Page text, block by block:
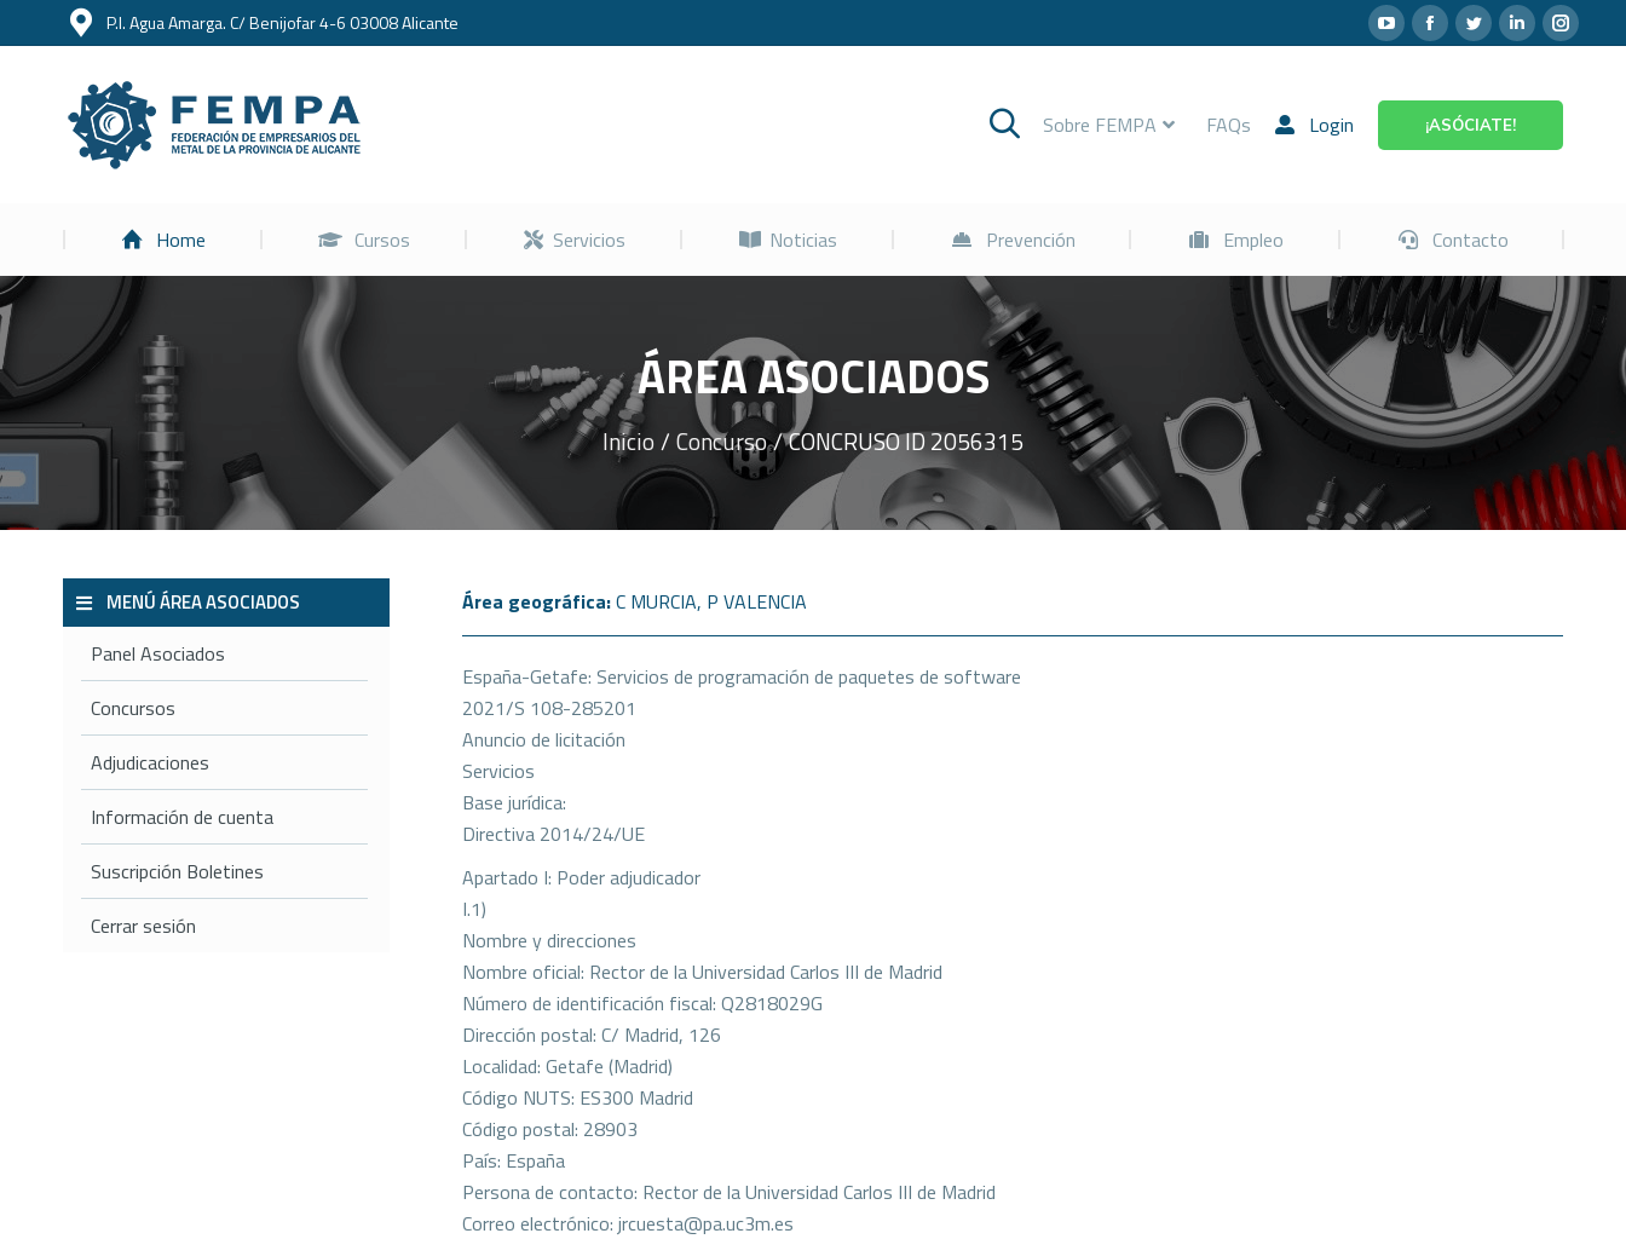
P.I. Agua Amarga. C/ Benijofar 4-6 03008 Alicante
Sobre FEMPA FAQs Login ¡ASÓCIATE!
Home Cursos Servicios Noticias Prevención Empleo Contacto
ÁREA ASOCIADOS
Estás aquí: Inicio Concurso CONCRUSO ID 2056315
Área geográfica:C MURCIA, P VALENCIA
España-Getafe: Servicios de programación de paquetes de software
2021/S 108-285201
Anuncio de licitación
Servicios
Base jurídica:
Directiva 2014/24/UE
Apartado I: Poder adjudicador
I.1)
Nombre y direcciones
Nombre oficial: Rector de la Universidad Carlos III de Madrid
Número de identificación fiscal: Q2818029G
Dirección postal: C/ Madrid, 126
Localidad: Getafe (Madrid)
Código NUTS: ES300 Madrid
Código postal: 28903
País: España
Persona de contacto: Rector de la Universidad Carlos III de Madrid
Correo electrónico: jrcuesta@pa.uc3m.es
MENÚ ÁREA ASOCIADOS
Panel Asociados
Concursos
Adjudicaciones
Información de cuenta
Suscripción Boletines
Cerrar sesión
Home Cursos Servicios Noticias Prevención Empleo Contacto